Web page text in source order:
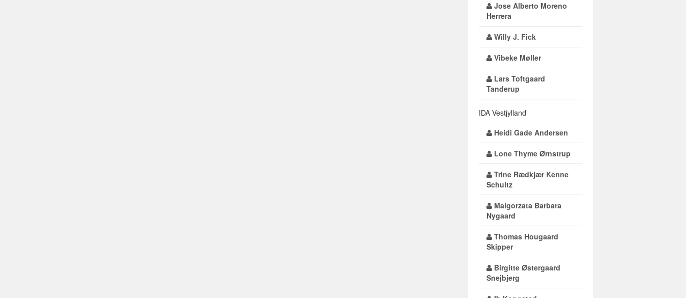
Jose Alberto Moreno
Herrera
Willy J. Fick
Vibeke Møller
Lars Toftgaard
Tanderup
IDA Vestjylland
Heidi Gade Andersen
Lone Thyme Ørnstrup
Trine Rædkjær Kenne
Schultz
Malgorzata Barbara
Nygaard
Thomas Hougaard
Skipper
Birgitte Østergaard
Snejbjerg